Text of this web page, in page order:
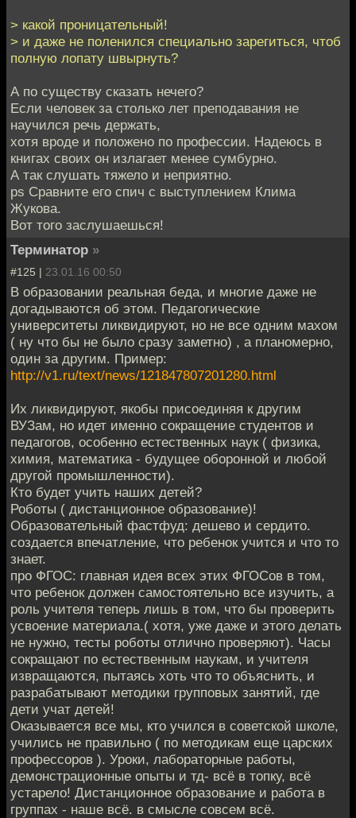
> какой проницательный!
> и даже не поленился специально зарегиться, чтоб
полную лопату швырнуть?
А по существу сказать нечего?
Если человек за столько лет преподавания не
научился речь держать,
хотя вроде и положено по профессии. Надеюсь в
книгах своих он излагает менее сумбурно.
А так слушать тяжело и неприятно.
ps Сравните его спич с выступлением Клима
Жукова.
Вот того заслушаешься!
Терминатор »
#125 | 23.01.16 00:50
В образовании реальная беда, и многие даже не
догадываются об этом. Педагогические
университеты ликвидируют, но не все одним махом
( ну что бы не было сразу заметно) , а планомерно,
один за другим. Пример:
http://v1.ru/text/news/121847807201280.html
Их ликвидируют, якобы присоединяя к другим
ВУЗам, но идет именно сокращение студентов и
педагогов, особенно естественных наук ( физика,
химия, математика - будущее оборонной и любой
другой промышленности).
Кто будет учить наших детей?
Роботы ( дистанционное образование)!
Образовательный фастфуд: дешево и сердито.
создается впечатление, что ребенок учится и что то
знает.
про ФГОС: главная идея всех этих ФГОСов в том,
что ребенок должен самостоятельно все изучить, а
роль учителя теперь лишь в том, что бы проверить
усвоение материала.( хотя, уже даже и этого делать
не нужно, тесты роботы отлично проверяют). Часы
сокращают по естественным наукам, и учителя
извращаются, пытаясь хоть что то объяснить, и
разрабатывают методики групповых занятий, где
дети учат детей!
Оказывается все мы, кто учился в советской школе,
учились не правильно ( по методикам еще царских
профессоров ). Уроки, лабораторные работы,
демонстрационные опыты и тд- всё в топку, всё
устарело! Дистанционное образование и работа в
группах - наше всё. в смысле совсем всё.